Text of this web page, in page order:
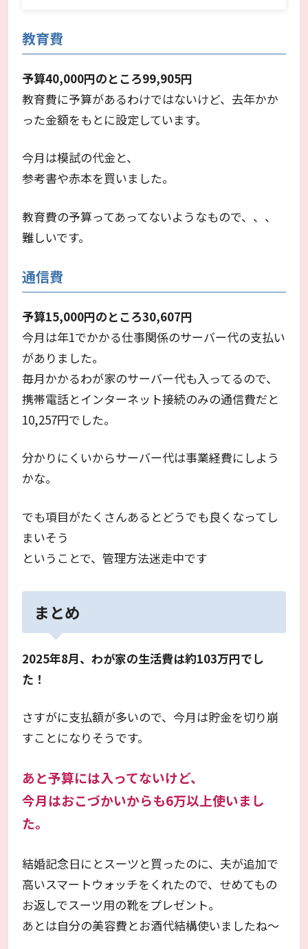
教育費
予算40,000円のところ99,905円
教育費に予算があるわけではないけど、去年かか
った金額をもとに設定しています。
今月は模試の代金と、
参考書や赤本を買いました。
教育費の予算ってあってないようなもので、、、
難しいです。
通信費
予算15,000円のところ30,607円
今月は年1でかかる仕事関係のサーバー代の支払い
がありました。
毎月かかるわが家のサーバー代も入ってるので、
携帯電話とインターネット接続のみの通信費だと
10,257円でした。
分かりにくいからサーバー代は事業経費にしよう
かな。
でも項目がたくさんあるとどうでも良くなってし
まいそう
ということで、管理方法迷走中です
まとめ
2025年8月、わが家の生活費は約103万円でし
た！
さすがに支払額が多いので、今月は貯金を切り崩
すことになりそうです。
あと予算には入ってないけど、
今月はおこづかいからも6万以上使いまし
た。
結婚記念日にとスーツと買ったのに、夫が追加で
高いスマートウォッチをくれたので、せめてもの
お返しでスーツ用の靴をプレゼント。
あとは自分の美容費とお酒代結構使いましたね～